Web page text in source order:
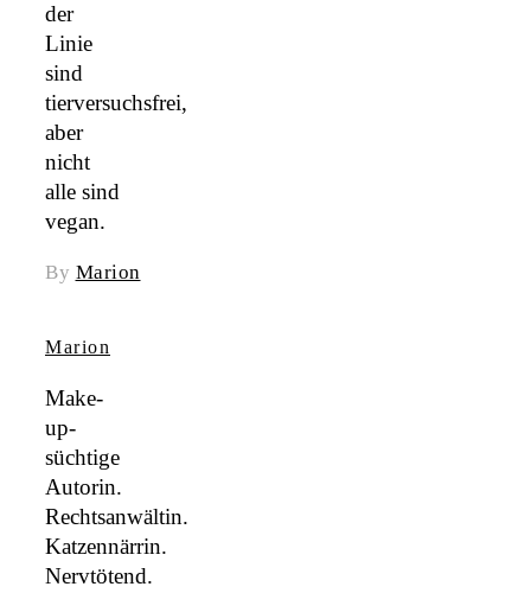
der
Linie
sind
tierversuchsfrei,
aber
nicht
alle sind
vegan.
By Marion
Marion
Make-
up-
süchtige
Autorin.
Rechtsanwältin.
Katzennärrin.
Nervtötend.